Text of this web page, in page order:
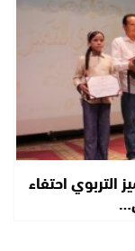
التربوي احتفاء